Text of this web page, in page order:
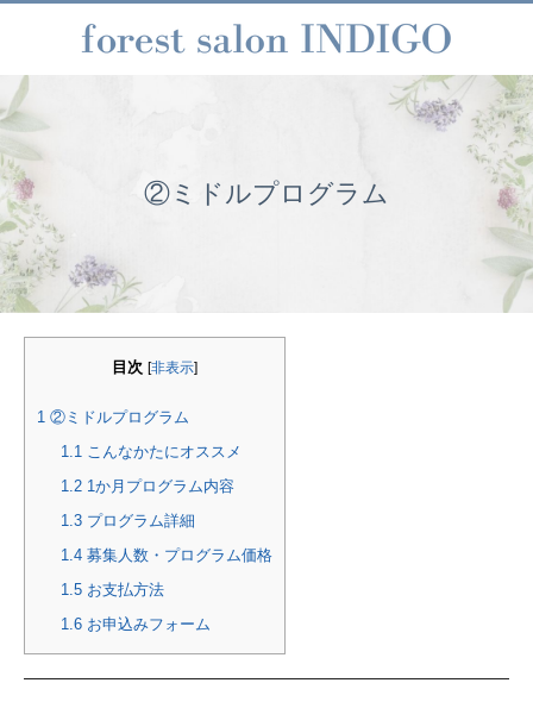
②ミドルプログラム
目次 [非表示]
1 ②ミドルプログラム
1.1こんなかたにオススメ
1.21か月プログラム内容
1.3プログラム詳細
1.4募集人数・プログラム価格
1.5お支払方法
1.6お申込みフォーム